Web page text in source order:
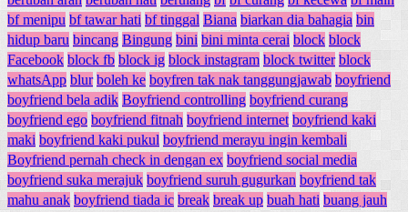
bf menipu bf tawar hati bf tinggal Biana biarkan dia bahagia bin
hidup baru bincang Bingung bini bini minta cerai block block
Facebook block fb block ig block instagram block twitter block
whatsApp blur boleh ke boyfren tak nak tanggungjawab boyfriend
boyfriend bela adik Boyfriend controlling boyfriend curang
boyfriend ego boyfriend fitnah boyfriend internet boyfriend kaki
maki boyfriend kaki pukul boyfriend merayu ingin kembali
Boyfriend pernah check in dengan ex boyfriend social media
boyfriend suka merajuk boyfriend suruh gugurkan boyfriend tak
mahu anak boyfriend tiada ic break break up buah hati buang jauh